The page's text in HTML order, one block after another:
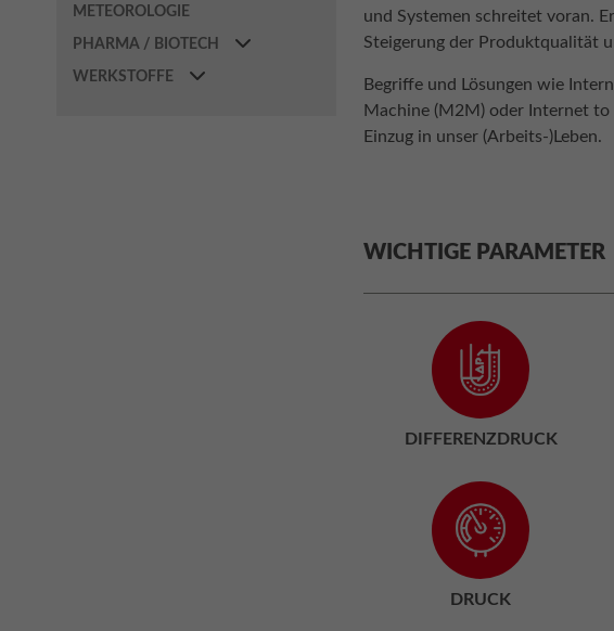
und Systemen schreitet voran.
Steigerung der Produktqualität
Begriffe und Lösungen wie
Machine (M2M) oder Internet
Einzug in unser (Arbeits-)Leben.
WICHTIGE PARAMETER
DIFFERENZDRUCK
DRUCK
METEOROLOGIE
PHARMA / BIOTECH
WERKSTOFFE